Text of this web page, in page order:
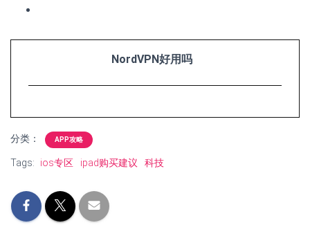
NordVPN好用吗
分类： APP攻略
Tags: ios专区 ipad购买建议 科技